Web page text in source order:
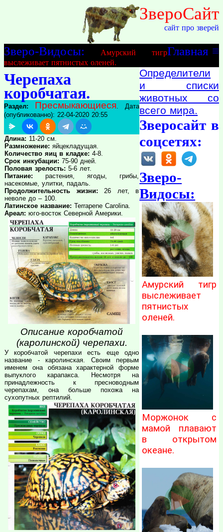
ЗвероСайт
сайт про зверей
≡
Главная
Зверо-Видосы:
Амурский тигр
выслеживает пятнистых оленей.
Черепаха
коробчатая.
Раздел: Пресмыкающиеся. Дата
(опубликованно): 22-04-2020 20:55
Длина: 11-20 см.
Размножение: яйцекладущая.
Количество яиц в кладке: 4-8.
Срок инкубации: 75-90 дней.
Половая зрелость: 5-6 лет.
Питание: растения, ягоды, грибы,
насекомые, улитки, падаль.
Продолжительность жизни: 26 лет, в
неволе до – 100.
Латинское название: Terrapene Carolina.
Ареал: юго-восток Северной Америки.
Описание коробчатой
(каролинской) черепахи.
У коробчатой черепахи есть еще одно
название - каролинская. Своим первым
именем она обязана характерной форме
выпуклого карапакса. Несмотря на
принадлежность к пресноводным
черепахам, она больше похожа на
сухопутных рептилий.
Определители
и списки
животных со
всего мира.
Зверосайт в
соцсетях:
Зверо-
Видосы:
Амурский тигр
выслеживает
пятнистых
оленей.
Моржонок с
мамой плавают
в открытом
океане.